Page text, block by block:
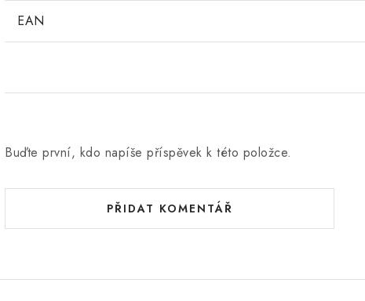
EAN
Buďte první, kdo napíše příspěvek k této položce.
PŘIDAT KOMENTÁŘ